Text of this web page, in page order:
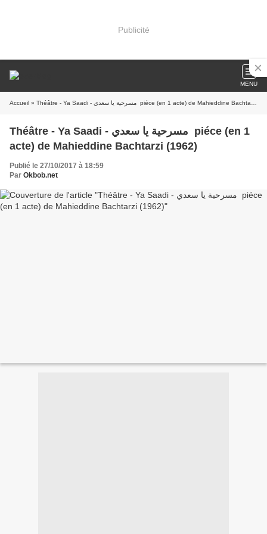
Publicité
MENU
Accueil » Théâtre - Ya Saadi - مسرحية يا سعدي piéce (en 1 acte) de Mahieddine Bachtarzi (1962)
Théâtre - Ya Saadi - مسرحية يا سعدي piéce (en 1
acte) de Mahieddine Bachtarzi (1962)
Publié le 27/10/2017 à 18:59
Par Okbob.net